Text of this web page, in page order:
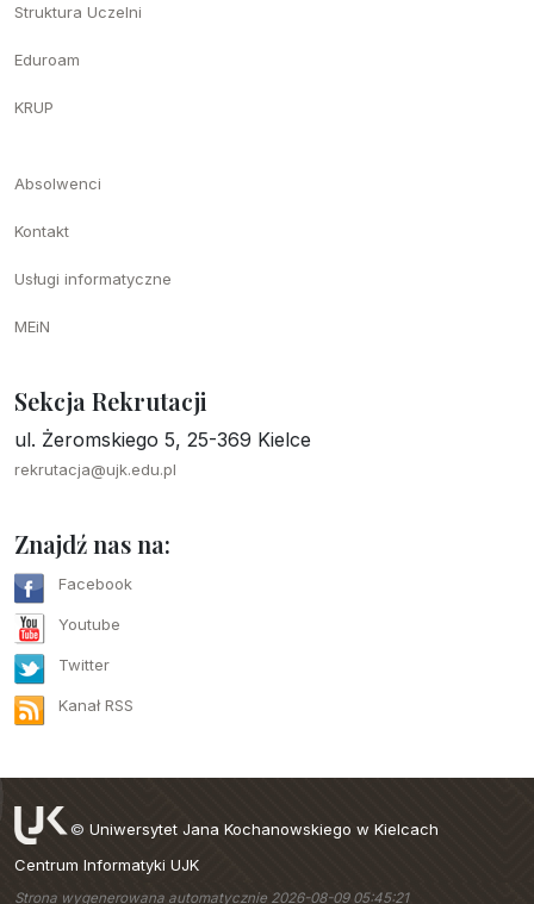
Struktura Uczelni
Eduroam
KRUP
Absolwenci
Kontakt
Usługi informatyczne
MEiN
Sekcja Rekrutacji
ul. Żeromskiego 5, 25-369 Kielce
rekrutacja@ujk.edu.pl
Znajdź nas na:
Facebook
Youtube
Twitter
Kanał RSS
© Uniwersytet Jana Kochanowskiego w Kielcach
Centrum Informatyki UJK
Strona wygenerowana automatycznie 2026-08-09 05:45:21